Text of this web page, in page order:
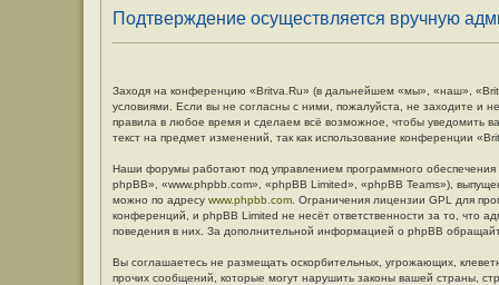
Подтверждение осуществляется вручную
Заходя на конференцию «Britva.Ru» (в дальнейшем «мы», «наш»,
условиями. Если вы не согласны с ними, пожалуйста, не заходите и
правила в любое время и сделаем всё возможное, чтобы уведомить
текст на предмет изменений, так как использование конференции
Наши форумы работают под управлением программного
phpBB», «www.phpbb.com», «phpBB Limited», «phpBB Teams»),
можно по адресу www.phpbb.com . Ограничения лицензии GPL для
конференций, и phpBB Limited не несёт ответственности за то, что
поведения в них. За дополнительной информацией о phpBB
Вы соглашаетесь не размещать оскорбительных, угрожающих,
прочих сообщений, которые могут нарушить законы вашей страны,